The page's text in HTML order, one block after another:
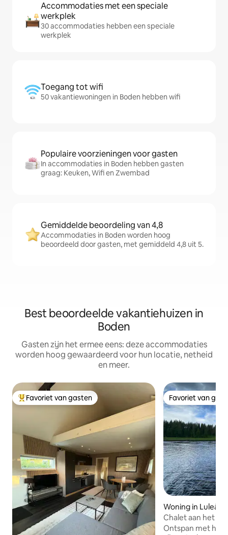
Accommodaties met een speciale
werkplek
30 accommodaties hebben een speciale
werkplek
Toegang tot wifi
50 vakantiewoningen in Boden hebben wifi
Populaire voorzieningen voor gasten
In accommodaties in Boden hebben gasten
graag: Keuken, Wifi en Zwembad
Gemiddelde beoordeling van 4,8
Accommodaties in Boden worden hoog
beoordeeld door gasten, met gemiddeld 4,8 uit 5.
Best beoordeelde vakantiehuizen in
Boden
Gasten zijn het ermee eens: deze accommodaties
worden hoog gewaardeerd voor hun locatie, netheid
en meer.
Topfavoriet van gasten
Favoriet van gasten Favoriet van
Favoriet van
Woning in Luleå
Chalet aan het
Ontspan met het